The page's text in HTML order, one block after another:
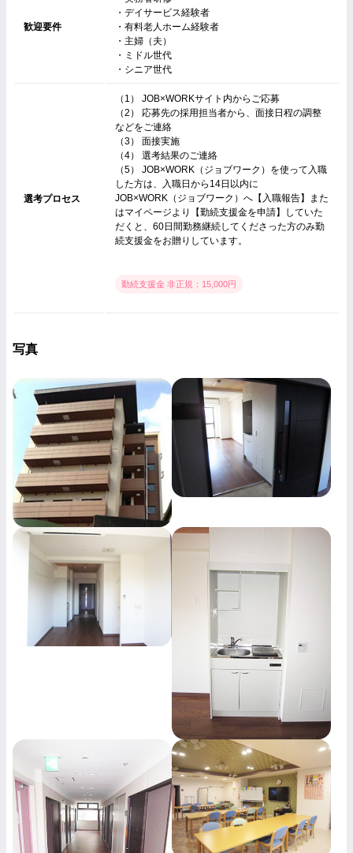
歓迎要件
・デイサービス経験者
・有料老人ホーム経験者
・主婦（夫）
・ミドル世代
・シニア世代
選考プロセス
（1） JOB×WORKサイト内からご応募
（2） 応募先の採用担当者から、面接日程の調整
などをご連絡
（3） 面接実施
（4） 選考結果のご連絡
（5） JOB×WORK（ジョブワーク）を使って入職
した方は、入職日から14日以内に
JOB×WORK（ジョブワーク）へ【入職報告】また
はマイページより【勤続支援金を申請】していた
だくと、60日間勤務継続してくださった方のみ勤
続支援金をお贈りしています。
勤続支援金 非正規：15,000円
写真